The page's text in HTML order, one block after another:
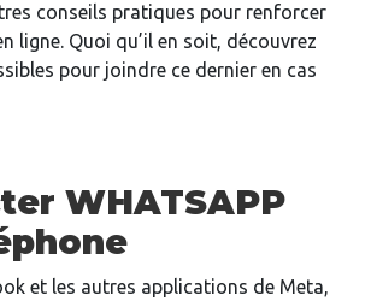
conseils pratiques pour renforcer
ligne. Quoi qu’il en soit, découvrez
pour joindre ce dernier en cas
WHATSAPP
et les autres applications de Meta,